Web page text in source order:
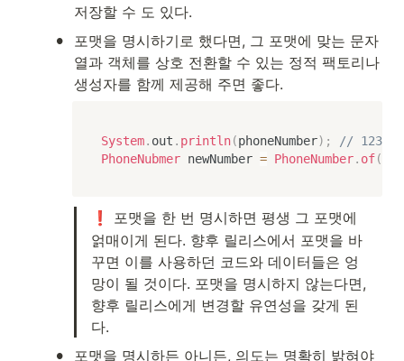
저장할 수 도 있다.
•
포맷을 명시하기로 했다면, 그 포맷에 맞는 문자
열과 객체를 상호 전환할 수 있는 정적 팩토리나
생성자를 함께 제공해 주면 좋다.
System. out . println(phoneNumber) ;
// 123-
PhoneNubmer newNumber = PhoneNumber. of(
❗️
포맷을 한 번 명시하면 평생 그 포맷에
얽매이게 된다. 향후 릴리스에서 포맷을 바
꾸면 이를 사용하던 코드와 데이터들은 엉
망이 될 것이다. 포맷을 명시하지 않는다면,
향후 릴리스에게 변경할 유연성을 갖게 된
다.
•
포맷을 명시하든 아니든, 의도는 명확히 밝혀야